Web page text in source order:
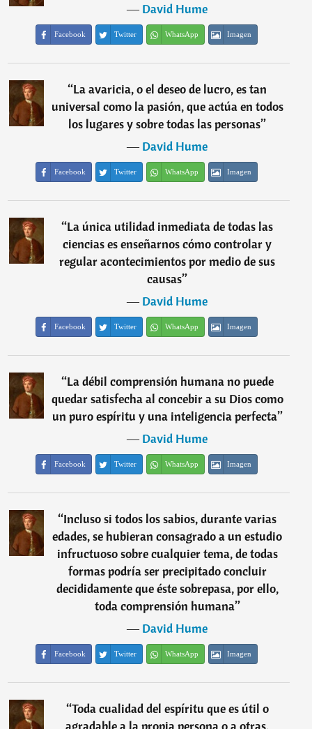
―David Hume
Facebook Twitter WhatsApp Imagen
“La avaricia, o el deseo de lucro, es tan
universal como la pasión, que actúa en todos
los lugares y sobre todas las personas”
―David Hume
Facebook Twitter WhatsApp Imagen
“La única utilidad inmediata de todas las
ciencias es enseñarnos cómo controlar y
regular acontecimientos por medio de sus
causas”
―David Hume
Facebook Twitter WhatsApp Imagen
“La débil comprensión humana no puede
quedar satisfecha al concebir a su Dios como
un puro espíritu y una inteligencia perfecta”
―David Hume
Facebook Twitter WhatsApp Imagen
“Incluso si todos los sabios, durante varias
edades, se hubieran consagrado a un estudio
infructuoso sobre cualquier tema, de todas
formas podría ser precipitado concluir
decididamente que éste sobrepasa, por ello,
toda comprensión humana”
―David Hume
Facebook Twitter WhatsApp Imagen
“Toda cualidad del espíritu que es útil o